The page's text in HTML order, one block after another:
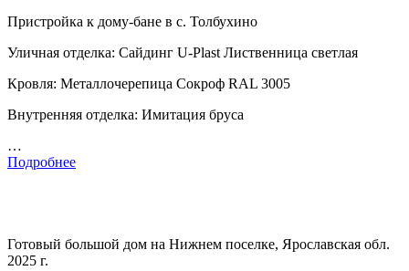
Пристройка к дому-бане в с. Толбухино
Уличная отделка: Сайдинг U-Plast Лиственница светлая
Кровля: Металлочерепица Сокроф RAL 3005
Внутренняя отделка: Имитация бруса
…
Подробнее
Готовый большой дом на Нижнем поселке, Ярославская обл.
2025 г.